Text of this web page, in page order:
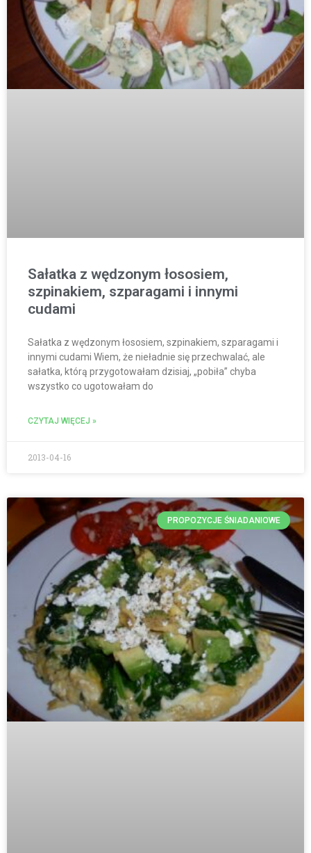
Sałatka z wędzonym łososiem,
szpinakiem, szparagami i innymi
cudami
Sałatka z wędzonym łososiem, szpinakiem, szparagami i
innymi cudami Wiem, że nieładnie się przechwalać, ale
sałatka, którą przygotowałam dzisiaj, „pobiła” chyba
wszystko co ugotowałam do
CZYTAJ WIĘCEJ »
2013-04-16
PROPOZYCJE ŚNIADANIOWE